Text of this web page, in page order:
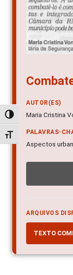
Alternar alto
Alternar tamanho da
AUTOR(ES)
Maria Cristina
PALAVRAS-
Aspectos
ARQUIVOS
TEXTO